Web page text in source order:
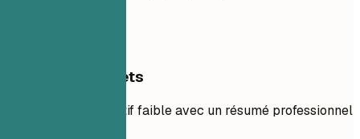
Exemples concrets
Comparez un objectif faible avec un résumé professionnel